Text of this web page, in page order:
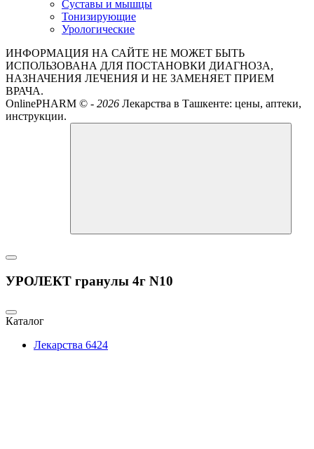
Суставы и мышцы
Тонизирующие
Урологические
ИНФОРМАЦИЯ НА САЙТЕ НЕ МОЖЕТ БЫТЬ
ИСПОЛЬЗОВАНА ДЛЯ ПОСТАНОВКИ ДИАГНОЗА,
НАЗНАЧЕНИЯ ЛЕЧЕНИЯ И НЕ ЗАМЕНЯЕТ ПРИЕМ
ВРАЧА.
OnlinePHARM © - 2026 Лекарства в Ташкенте: цены, аптеки,
инструкции.
УРОЛЕКТ гранулы 4г N10
Каталог
Лекарства 6424